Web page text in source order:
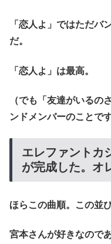
「恋人よ」ではただバ
だ。
「恋人よ」は最高。
（でも「友達がいるの
ンドメンバーのことで
エレファントカ
が完成した。オ
ほらこの曲順。この並び
宮本さんが好きなので